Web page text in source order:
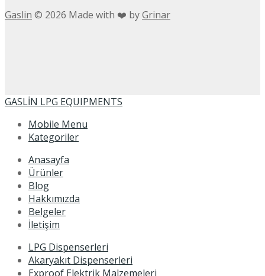
Gaslin © 2026 Made with ❤️ byGrinar
GASLİN LPG EQUIPMENTS
Mobile Menu
Kategoriler
Anasayfa
Ürünler
Blog
Hakkımızda
Belgeler
İletişim
LPG Dispenserleri
Akaryakıt Dispenserleri
Exproof Elektrik Malzemeleri